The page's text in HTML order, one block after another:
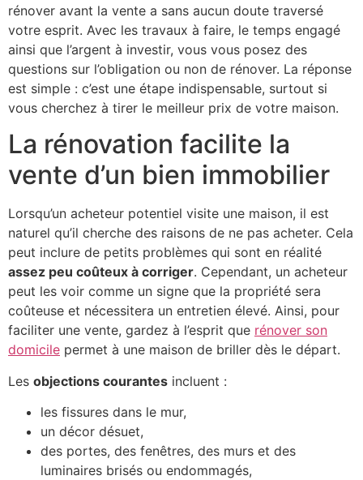
rénover avant la vente a sans aucun doute traversé
votre esprit. Avec les travaux à faire, le temps engagé
ainsi que l’argent à investir, vous vous posez des
questions sur l’obligation ou non de rénover. La réponse
est simple : c’est une étape indispensable, surtout si
vous cherchez à tirer le meilleur prix de votre maison.
La rénovation facilite la
vente d’un bien immobilier
Lorsqu’un acheteur potentiel visite une maison, il est
naturel qu’il cherche des raisons de ne pas acheter. Cela
peut inclure de petits problèmes qui sont en réalité
assez peu coûteux à corriger. Cependant, un acheteur
peut les voir comme un signe que la propriété sera
coûteuse et nécessitera un entretien élevé. Ainsi, pour
faciliter une vente, gardez à l’esprit que rénover son
domicile permet à une maison de briller dès le départ.
Les objections courantes incluent :
les fissures dans le mur,
un décor désuet,
des portes, des fenêtres, des murs et des
luminaires brisés ou endommagés,